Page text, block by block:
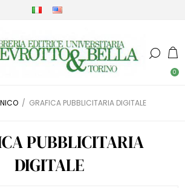
0
/ GRAFICA PUBBLICITARIA DIGITALE
PUBBLICITARIA
DIGITALE